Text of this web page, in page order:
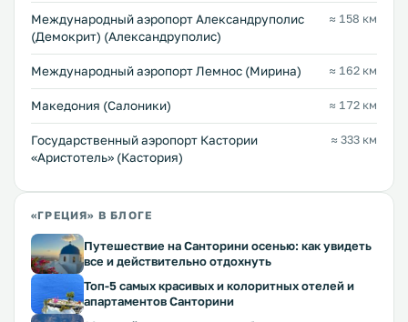
Междунарoдный аэропорт Александруполис
(Демокрит) (Александруполис)
≈ 158 км
Международный аэропорт Лемнос (Мирина) ≈ 162 км
Македония (Салоники) ≈ 172 км
Государственный аэропорт Кастории
«Аристотель» (Кастория)
≈ 333 км
«ГРЕЦИЯ» В БЛОГЕ
Путешествие на Санторини осенью: как увидеть
все и действительно отдохнуть
Топ-5 самых красивых и колоритных отелей и
апартаментов Санторини